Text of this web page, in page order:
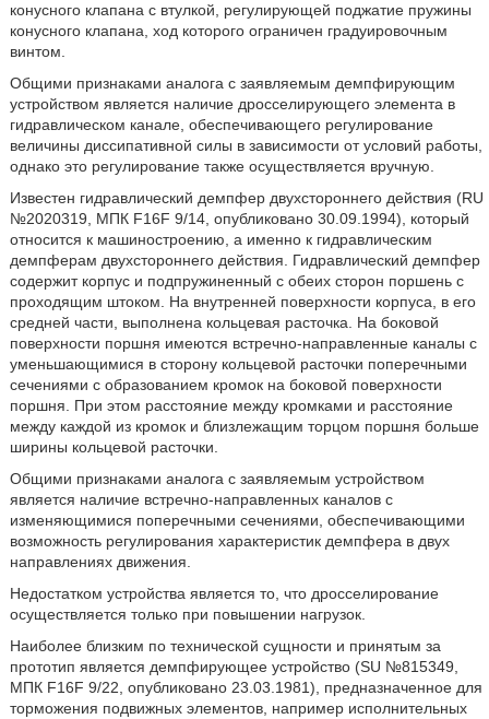
конусного клапана с втулкой, регулирующей поджатие пружины
конусного клапана, ход которого ограничен градуировочным
винтом.
Общими признаками аналога с заявляемым демпфирующим
устройством является наличие дросселирующего элемента в
гидравлическом канале, обеспечивающего регулирование
величины диссипативной силы в зависимости от условий работы,
однако это регулирование также осуществляется вручную.
Известен гидравлический демпфер двухстороннего действия (RU
№2020319, МПК F16F 9/14, опубликовано 30.09.1994), который
относится к машиностроению, а именно к гидравлическим
демпферам двухстороннего действия. Гидравлический демпфер
содержит корпус и подпружиненный с обеих сторон поршень с
проходящим штоком. На внутренней поверхности корпуса, в его
средней части, выполнена кольцевая расточка. На боковой
поверхности поршня имеются встречно-направленные каналы с
уменьшающимися в сторону кольцевой расточки поперечными
сечениями с образованием кромок на боковой поверхности
поршня. При этом расстояние между кромками и расстояние
между каждой из кромок и близлежащим торцом поршня больше
ширины кольцевой расточки.
Общими признаками аналога с заявляемым устройством
является наличие встречно-направленных каналов с
изменяющимися поперечными сечениями, обеспечивающими
возможность регулирования характеристик демпфера в двух
направлениях движения.
Недостатком устройства является то, что дросселирование
осуществляется только при повышении нагрузок.
Наиболее близким по технической сущности и принятым за
прототип является демпфирующее устройство (SU №815349,
МПК F16F 9/22, опубликовано 23.03.1981), предназначенное для
торможения подвижных элементов, например исполнительных